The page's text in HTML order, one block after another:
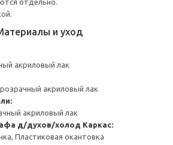
и уход
акриловый лак
акриловый лак
акриловый лак
д/духов/холод Каркас:
Пластиковая окантовка